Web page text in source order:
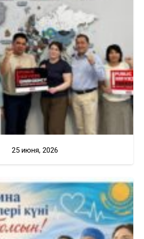
25 июня, 2026